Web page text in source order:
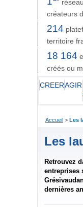
créateurs
214
territoire
18 164
créés ou
CREERAGIR
Accueil > Les
Les
Retrouvez
entreprises
dernières